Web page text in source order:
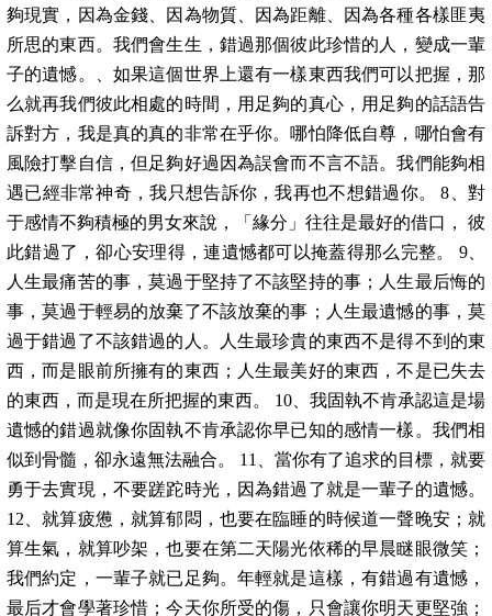
夠現實，因為金錢、因為物質、因為距離、因為各種各樣匪夷
所思的東西。我們會生生，錯過那個彼此珍惜的人，變成一輩
子的遺憾。、如果這個世界上還有一樣東西我們可以把握，那
么就再我們彼此相處的時間，用足夠的真心，用足夠的話語告
訴對方，我是真的真的非常在乎你。哪怕降低自尊，哪怕會有
風險打擊自信，但足夠好過因為誤會而不言不語。我們能夠相
遇已經非常神奇，我只想告訴你，我再也不想錯過你。 8、對
于感情不夠積極的男女來說，「緣分」往往是最好的借口， 彼
此錯過了，卻心安理得，連遺憾都可以掩蓋得那么完整。 9、
人生最痛苦的事，莫過于堅持了不該堅持的事；人生最后悔的
事，莫過于輕易的放棄了不該放棄的事；人生最遺憾的事，莫
過于錯過了不該錯過的人。人生最珍貴的東西不是得不到的東
西，而是眼前所擁有的東西；人生最美好的東西，不是已失去
的東西，而是現在所把握的東西。 10、我固執不肯承認這是場
遺憾的錯過就像你固執不肯承認你早已知的感情一樣。我們相
似到骨髓，卻永遠無法融合。 11、當你有了追求的目標，就要
勇于去實現，不要蹉跎時光，因為錯過了就是一輩子的遺憾。
12、就算疲憊，就算郁悶，也要在臨睡的時候道一聲晚安；就
算生氣，就算吵架，也要在第二天陽光依稀的早晨瞇眼微笑；
我們約定，一輩子就已足夠。年輕就是這樣，有錯過有遺憾，
最后才會學著珍惜；今天你所受的傷，只會讓你明天更堅強；